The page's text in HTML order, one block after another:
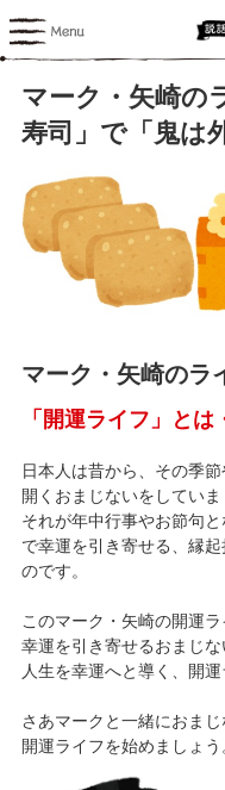
マーク・矢崎の
寿司」で「鬼は
マーク・矢崎の
「開運ライフ」とは
日本人は昔から、その季
開くおまじないをしていま
それが年中行事やお節句
で幸運を引き寄せる、縁
のです。
このマーク・矢崎の開運
幸運を引き寄せるおまじ
人生を幸運へと導く、開
さあマークと一緒におま
開運ライフを始めましょう